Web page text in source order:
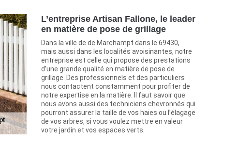
L’entreprise Artisan Fallone, le leader
en matière de pose de grillage
Dans la ville de de Marchampt dans le 69430,
mais aussi dans les localités avoisinantes, notre
entreprise est celle qui propose des prestations
d’une grande qualité en matière de pose de
grillage. Des professionnels et des particuliers
nous contactent constamment pour profiter de
notre expertise en la matière. Il faut savoir que
nous avons aussi des techniciens chevronnés qui
pourront assurer la taille de vos haies ou l’élagage
de vos arbres, si vous voulez mettre en valeur
votre jardin et vos espaces verts.